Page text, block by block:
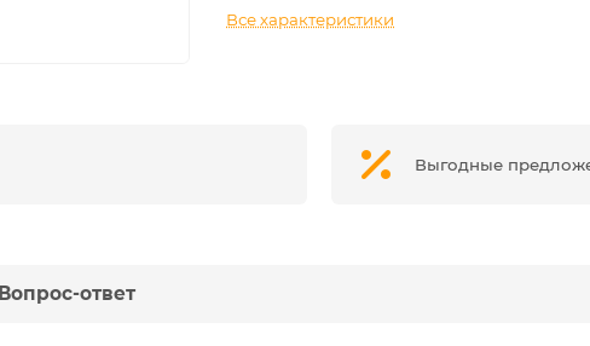
Все характеристики
Выгодные
Вопрос-ответ